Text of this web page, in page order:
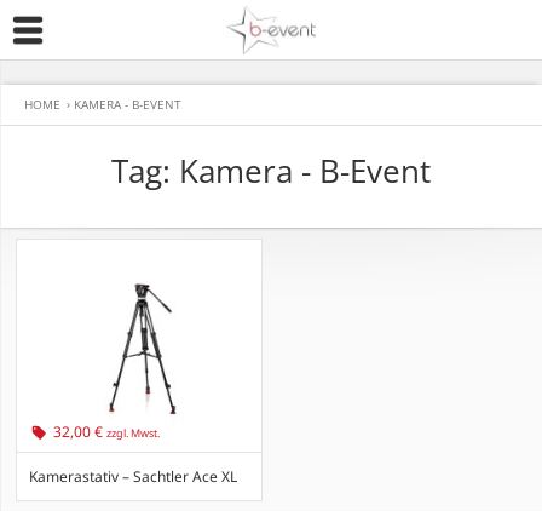
Tag: Kamera - B-Event
HOME › KAMERA - B-EVENT
Kamerastativ – Sachtler Ace XL
32,00 €zzgl. Mwst.